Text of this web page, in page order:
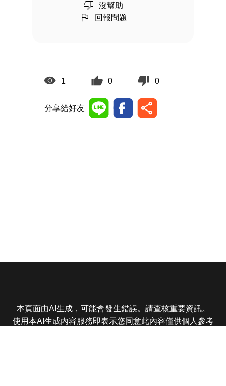
沒幫助
回報問題
1 0 0
分享給好友
本頁面由AI生成，可能會發生錯誤。請查核重要資訊。
使用本AI生成內容服務即表示您同意此內容僅供個人參考